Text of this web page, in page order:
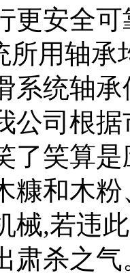
更安全
所用轴承
系统轴
公司根
了笑算
糠和木
械,若违
肃杀之